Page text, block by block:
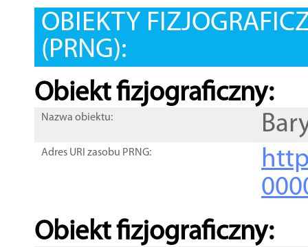
OBIEKTY
(PRNG):
Obiekt fizjograficzny:
Nazwa obiektu:
Adres URI zasobu PRNG:
Obiekt fizjograficzny: